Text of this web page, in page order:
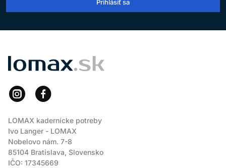
Prihlásiť sa
LOMAX
LOMAX kadernícke potreby
Ivo Langer - LOMAX
Nobelovo nám. 7-8
85104 Bratislava, Slovensko
IČO: 17345669